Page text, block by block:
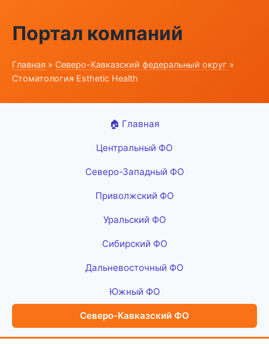
Портал компаний
Главная » Северо-Кавказский федеральный округ »
Стоматология Esthetic Health
🏠 Главная
Центральный ФО
Северо-Западный ФО
Приволжский ФО
Уральский ФО
Сибирский ФО
Дальневосточный ФО
Южный ФО
Северо-Кавказский ФО